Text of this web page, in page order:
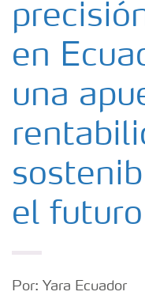
en
una
el
Por: Yara Ecuador